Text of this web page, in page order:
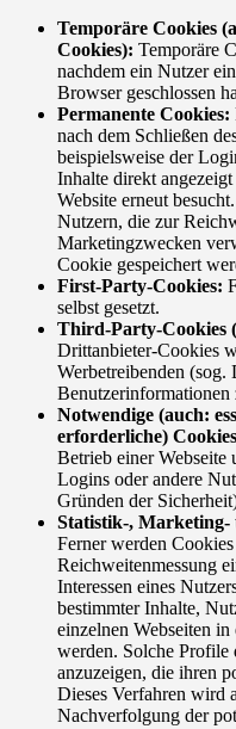
Temporäre Cookies
Cookies): Temporäre
nachdem ein Nutzer
Browser geschlossen
Permanente Cookies:
nach dem Schließen
beispielsweise der
Inhalte direkt
Website erneut
Nutzern, die zur
Marketingzwecken
Cookie gespeichert
First-Party-Cookies:
selbst gesetzt.
Third-Party-Cookies
Drittanbieter-Cookies
Werbetreibenden
Benutzerinformationen
Notwendige (auch:
erforderliche)
Betrieb einer
Logins oder andere
Gründen der
Statistik-, Marketing-
Ferner werden
Reichweitenmessung
Interessen eines
bestimmter Inhalte,
einzelnen Webseiten
werden. Solche Profile
anzuzeigen, die ihren
Dieses Verfahren wird
Nachverfolgung der